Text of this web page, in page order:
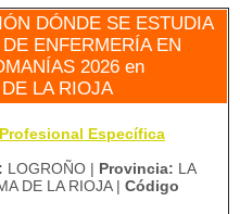
DÓNDE SE ESTUDIA
ENFERMERÍA EN
2026 en
LA RIOJA
Específica
LOGROÑO | Provincia: LA
DE LA RIOJA | Código